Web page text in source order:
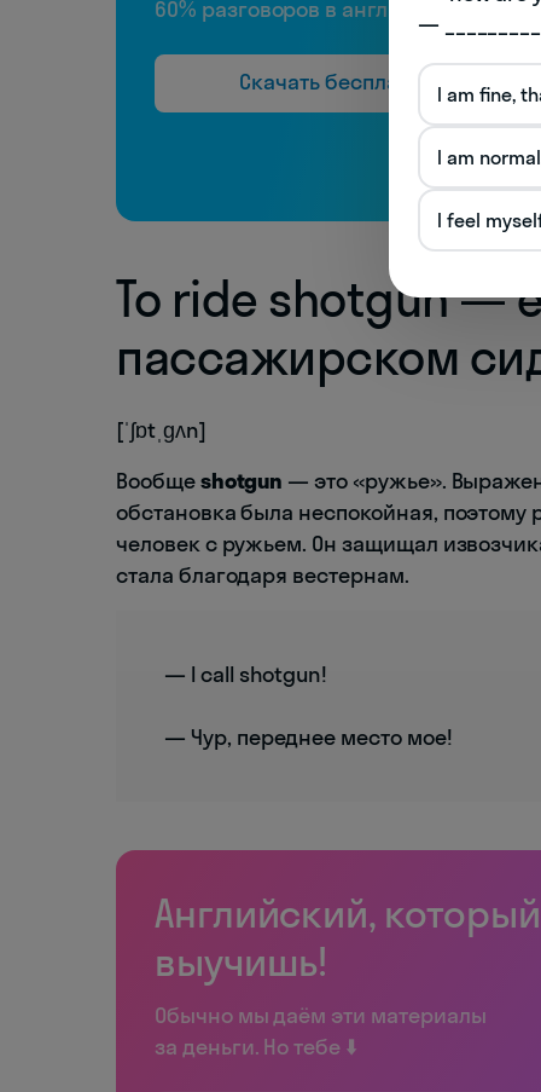
60% разговоров в английском
Скачать бесплатно
To ride shotgun —
пассажирском
[ˈʃɒtˌɡʌn]
Вообщеshotgun — это «ружье».
обстановка была неспокойная,
человек с ружьем. Он защищал
стала благодаря вестернам.
— I call shotgun!
— Чур, переднее место мое!
Английский,
выучишь!
Обычно мы даём эти материалы
за деньги. Но тебе ⬇️
— _________
I am fine,
I am
I feel